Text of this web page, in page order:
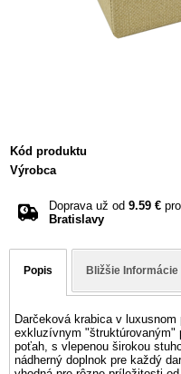
Kód produktu
Výrobca
Doprava už od 9.59 €
Bratislavy
Popis Bližšie Informácie
Darčeková krabica v
exkluzívnym "štruktúrovaným"
poťah, s vlepenou širokou
nádherný doplnok pre každý